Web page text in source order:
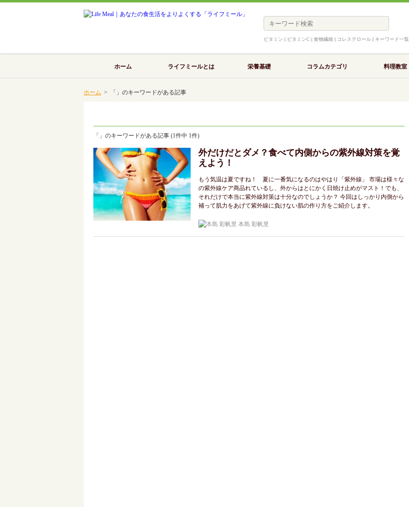
ビタミン | ビタミンC | 食物繊維 | コレステロール | キーワード一覧
ホーム ライフミールとは 栄養基礎 コラムカテゴリ 料理教室
ホーム > 「」のキーワードがある記事
「」のキーワードがある記事 (1件中 1件)
外だけだとダメ？食べて内側からの紫外線対策を覚
えよう！
もう気温は夏ですね！ 夏に一番気になるのはやはり「紫外線」 市場は様々な
の紫外線ケア商品れているし、外からはとにかく日焼け止めがマスト！でも、
それだけで本当に紫外線対策は十分なのでしょうか？ 今回はしっかり内側から
補って肌力をあげて紫外線に負けない肌の作り方をご紹介します。
本島 彩帆里